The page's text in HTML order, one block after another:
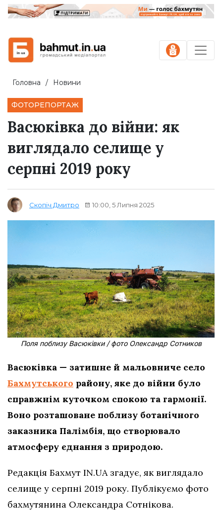
Головна Новини
ФОТОРЕПОРТАЖ
Васюківка до війни: як
виглядало селище у
серпні 2019 року
Скопіч Дмитро 10:00, 5 Липня 2025
Поля поблизу Васюківки / фото Олександр Сотников
Васюківка — затишне й мальовниче село
Бахмутського району, яке до війни було
справжнім куточком спокою та гармонії.
Воно розташоване поблизу ботанічного
заказника Палімбія, що створювало
атмосферу єднання з природою.
Редакція Бахмут IN.UA згадує, як виглядало
селище у серпні 2019 року. Публікуємо фото
бахмутянина Олександра Сотнікова.